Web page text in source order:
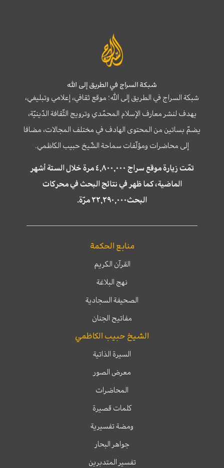
شبكة السراج في الطريق إلى الله
شبكة السراج في الطريق إلى الله؛ موقع ثقافي، إعلامي وتبليغي،
يهدف لنشر معارف الإسلام المحمّدي وترويج الثّقافة الدّينيّة،
يضمّ بساتين من المحتوى الهادف في مختلف المجالات، مضافا
إلى محاضرات ومؤلّفات سماحة الشّيخ حبيب الكاظمي.
تمّت زيارة موقع سراج ٤,٨٠٠,٠٠٠ مرة خلال الستة أشهر
الماضية، كما ظهر في نتائج البحث في محركات
البحث٢٢,٢٩٠,٠٠٠ مرّة.
منابع الحكمة
القرآن الكريم
نهج البلاغة
الصحيفة السجادية
مفاتيح الجنان
الشيخ حبيب الكاظمي
السيرة الذاتية
معرض الصور
المحاضرات
كلمات قصيرة
ومضة تفسيرية
جواهر البحار
تفسير المتدبرين